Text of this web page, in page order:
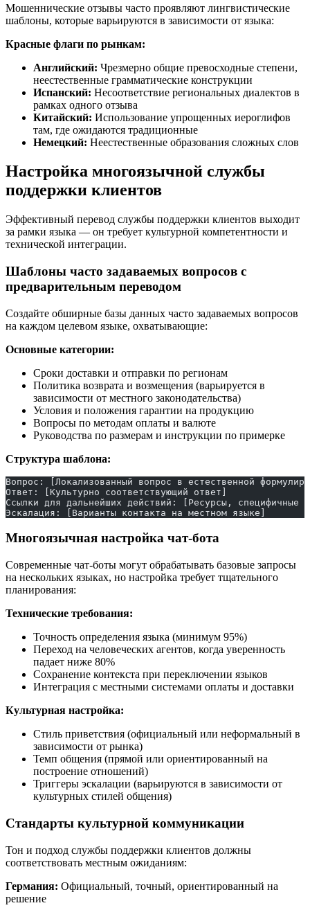
Мошеннические отзывы часто проявляют лингвистические
шаблоны, которые варьируются в зависимости от языка:
Красные флаги по рынкам:
Английский: Чрезмерно общие превосходные степени,
неестественные грамматические конструкции
Испанский: Несоответствие региональных диалектов в
рамках одного отзыва
Китайский: Использование упрощенных иероглифов
там, где ожидаются традиционные
Немецкий: Неестественные образования сложных слов
Настройка многоязычной службы
поддержки клиентов
Эффективный перевод службы поддержки клиентов выходит
за рамки языка — он требует культурной компетентности и
технической интеграции.
Шаблоны часто задаваемых вопросов с
предварительным переводом
Создайте обширные базы данных часто задаваемых вопросов
на каждом целевом языке, охватывающие:
Основные категории:
Сроки доставки и отправки по регионам
Политика возврата и возмещения (варьируется в
зависимости от местного законодательства)
Условия и положения гарантии на продукцию
Вопросы по методам оплаты и валюте
Руководства по размерам и инструкции по примерке
Структура шаблона:
Вопрос: [Локализованный вопрос в естественной
Ответ: [Культурно соответствующий ответ]
Ссылки для дальнейших действий: [Ресурсы, специфичные
Эскалация: [Варианты контакта на местном языке]
Многоязычная настройка чат-бота
Современные чат-боты могут обрабатывать базовые запросы
на нескольких языках, но настройка требует тщательного
планирования:
Технические требования:
Точность определения языка (минимум 95%)
Переход на человеческих агентов, когда уверенность
падает ниже 80%
Сохранение контекста при переключении языков
Интеграция с местными системами оплаты и доставки
Культурная настройка:
Стиль приветствия (официальный или неформальный в
зависимости от рынка)
Темп общения (прямой или ориентированный на
построение отношений)
Триггеры эскалации (варьируются в зависимости от
культурных стилей общения)
Стандарты культурной коммуникации
Тон и подход службы поддержки клиентов должны
соответствовать местным ожиданиям:
Германия: Официальный, точный, ориентированный на
решение